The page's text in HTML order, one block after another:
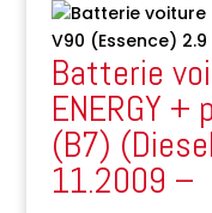
Batterie
ENERGY +
(B7)
11.2009 –